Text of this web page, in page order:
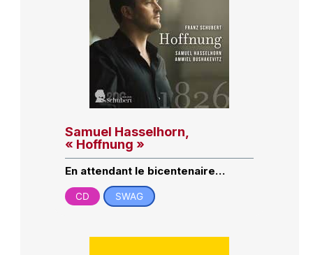
Samuel Hasselhorn,
« Hoffnung »
En attendant le bicentenaire…
CD SWAG